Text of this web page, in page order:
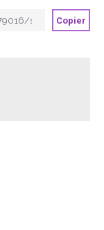
Copier